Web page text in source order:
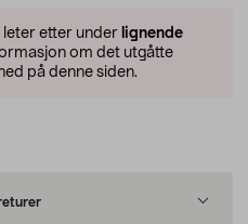
leter etter under lignende
om det utgåtte
på denne siden.